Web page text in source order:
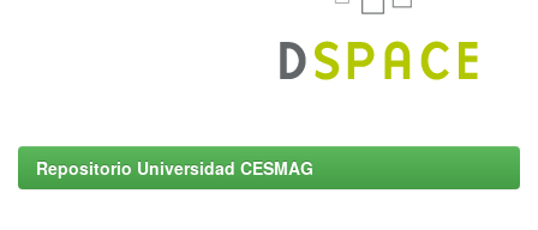
Repositorio Universidad CESMAG